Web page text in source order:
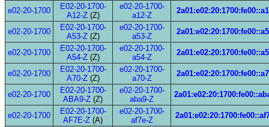
e02-20-1700
E02-20-1700-
A12-Z(Z)
e02-20-1700-
a12-Z
e02-20-1700
E02-20-1700-
A53-Z(Z)
e02-20-1700-
a53-Z
e02-20-1700
E02-20-1700-
A54-Z(Z)
e02-20-1700-
a54-Z
e02-20-1700
E02-20-1700-
A70-Z(Z)
e02-20-1700-
a70-Z
e02-20-1700
E02-20-1700-
ABA9-Z (Z)
e02-20-1700-
aba9-Z
e02-20-1700
E02-20-1700-
AF7E-Z (A)
e02-20-1700-
af7e-Z